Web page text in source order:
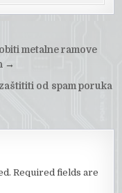
metalne ramove
→
od spam poruka
Required fields are